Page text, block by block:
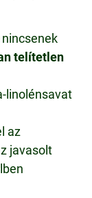
telítetlen
linolénsavat
az
javasolt